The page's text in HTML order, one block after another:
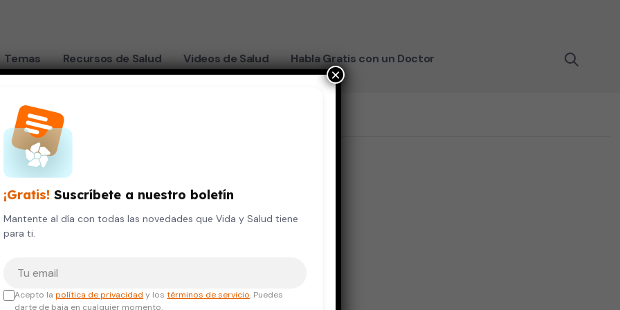
Temas Recursos de Salud Videos de Salud Habla Gratis con un Doctor
Jatziri Mireille Chávez Bernal
ACADÉMICOS
¡Gratis! Suscríbete a nuestro boletín
Mantente al día con todas las novedades que Vida y Salud tiene
para ti.
Acepto lapolítica de privacidad y lostérminos de servicio. Puedes
darte de baja en cualquier momento.
×